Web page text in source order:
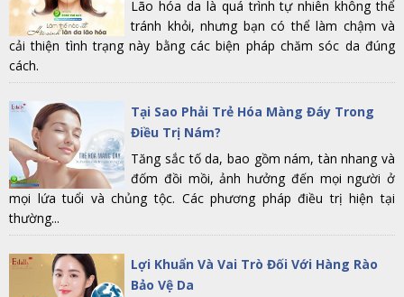
Lão hóa da là quá trình tự nhiên không thể
tránh khỏi, nhưng bạn có thể làm chậm và
cải thiện tình trạng này bằng các biện pháp chăm sóc da đúng
cách.
Tại Sao Phải Trẻ Hóa Màng Đáy Trong
Điều Trị Nám?
Tăng sắc tố da, bao gồm nám, tàn nhang và
đốm đồi mồi, ảnh hưởng đến mọi người ở
mọi lứa tuổi và chủng tộc. Các phương pháp điều trị hiện tại
thường...
Lợi Khuẩn Và Vai Trò Đối Với Hàng Rào
Bảo Vệ Da